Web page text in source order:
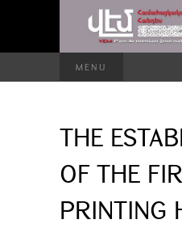
MENU
THE
OF THE
PRINTING